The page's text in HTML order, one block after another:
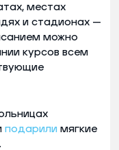
местах
и стадионах —
можно
курсов всем
подарили мягкие